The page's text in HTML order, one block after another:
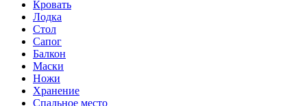
Кровать
Лодка
Стол
Сапог
Балкон
Маски
Ножи
Хранение
Спальное место